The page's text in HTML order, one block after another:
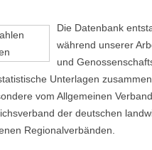
Die Datenbank
während unserer
und
Unterlagen
vom Allgemeinen
der deutschen
Regionalverbänden.